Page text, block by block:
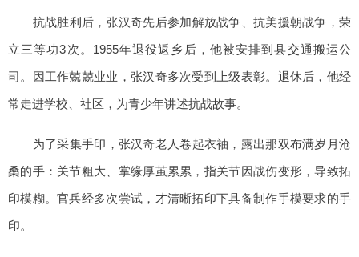
抗战胜利后，张汉奇先后参加解放战争、抗美援朝战争，荣
立三等功3次。1955年退役返乡后，他被安排到县交通搬运公
司。因工作兢兢业业，张汉奇多次受到上级表彰。退休后，他经
常走进学校、社区，为青少年讲述抗战故事。
为了采集手印，张汉奇老人卷起衣袖，露出那双布满岁月沧
桑的手：关节粗大、掌缘厚茧累累，指关节因战伤变形，导致拓
印模糊。官兵经多次尝试，才清晰拓印下具备制作手模要求的手
印。